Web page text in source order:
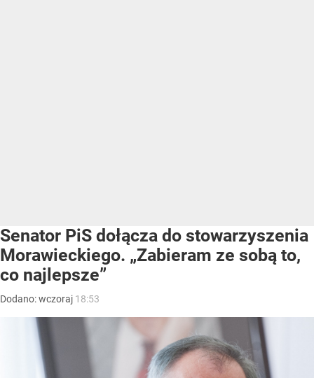
Senator PiS dołącza do stowarzyszenia
Morawieckiego. „Zabieram ze sobą to,
co najlepsze”
Dodano:wczoraj 18:53